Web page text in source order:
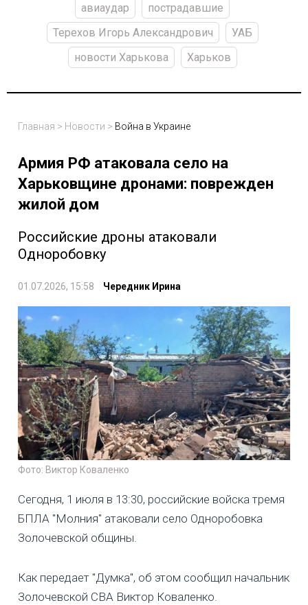
авиаудар
пострадавшие
Терехов Игорь Александрович
УАБ
новости Харькова
Харьков
Главная > Новости > Война в Украине
Армия РФ атаковала село на
Харьковщине дронами: поврежден
жилой дом
Российские дроны атаковали
Одноробовку
01.07.2026, 15:58 Чередник Ирина
Фото: Виктор Коваленко
Сегодня, 1 июля в 13:30, российские войска тремя
БПЛА "Молния" атаковали село Одноробовка
Золочевской общины.
Как передает "Думка", об этом сообщил начальник
Золочевской СВА Виктор Коваленко.